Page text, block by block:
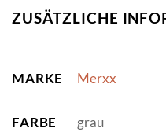
ZUSÄTZLICHE
MARKE Merxx
FARBE grau